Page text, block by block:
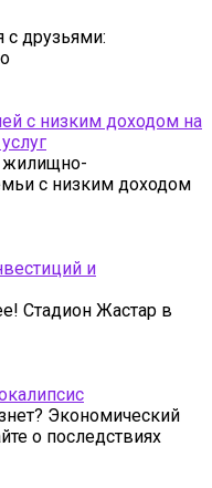
с друзьями:
с низким доходом на
жилищно-
с низким доходом
и
Стадион Жастар в
Экономический
о последствиях